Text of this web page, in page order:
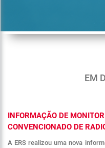
EM
INFORMAÇÃO DE
CONVENCIONADO DE
A ERS realizou uma nova